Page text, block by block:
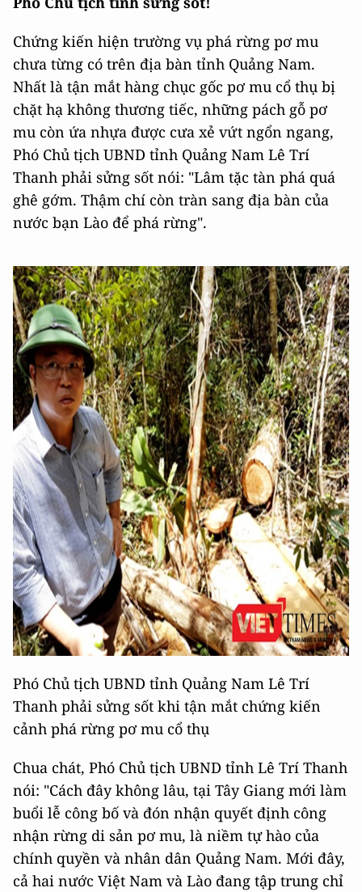
Chứng kiến hiện trường vụ phá rừng pơ mu
chưa từng có trên địa bàn tỉnh Quảng Nam.
Nhất là tận mắt hàng chục gốc pơ mu cổ thụ bị
chặt hạ không thương tiếc, những pách gỗ pơ
mu còn ứa nhựa được cưa xẻ vứt ngổn ngang,
Phó Chủ tịch UBND tỉnh Quảng Nam Lê Trí
Thanh phải sửng sốt nói: "Lâm tặc tàn phá quá
ghê gớm. Thậm chí còn tràn sang địa bàn của
nước bạn Lào để phá rừng".
Phó Chủ tịch UBND tỉnh Quảng Nam Lê Trí
Thanh phải sửng sốt khi tận mắt chứng kiến
cảnh phá rừng pơ mu cổ thụ
Chua chát, Phó Chủ tịch UBND tỉnh Lê Trí Thanh
nói: "Cách đây không lâu, tại Tây Giang mới làm
buổi lễ công bố và đón nhận quyết định công
nhận rừng di sản pơ mu, là niềm tự hào của
chính quyền và nhân dân Quảng Nam. Mới đây,
cả hai nước Việt Nam và Lào đang tập trung chỉ